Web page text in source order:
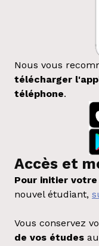
Nous vous
télécharger
téléphone.
Accès et
Pour initier
nouvel étudiant,
Vous conservez
de vos études